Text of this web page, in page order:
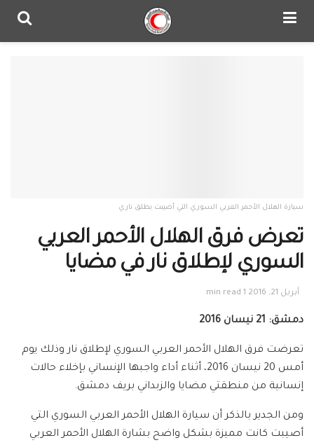
سيارة الهلال الأحمر العربي السوري التي أصيبت بطلق ناري
تعرض فرق الهلال الأحمر العربي
السوري لإطلاق نار في مضايا
أبريل 21, 2016 1 min read
دمشق: 21 نيسان 2016
تعرضت فرق الهلال الأحمر العربي السوري لإطلاق نار وذلك يوم
أمس 20 نيسان 2016، أثناء أداء واجبها الإنساني بإخلاء حالات
إنسانية من منطقتي مضايا والزبداني بريف دمشق.
ومن الجدير بالذكر أن سيارة الهلال الأحمر العربي السوري التي
أصيبت كانت مميزة بشكل واضح بشارة الهلال الأحمر العربي